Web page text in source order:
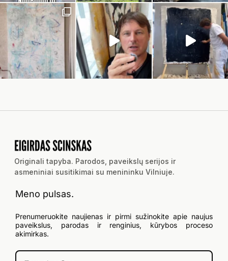
Originali tapyba. Parodos, paveikslų serijos ir
asmeniniai susitikimai su menininku Vilniuje.
Meno pulsas.
Prenumeruokite naujienas ir pirmi sužinokite apie naujus
paveikslus, parodas ir renginius, kūrybos proceso
akimirkas.